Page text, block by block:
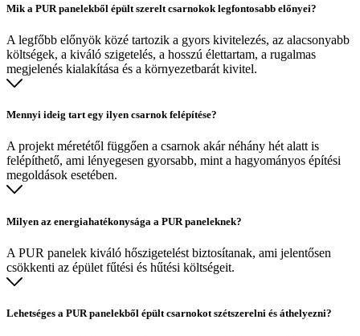
Mik a PUR panelekből épült szerelt csarnokok legfontosabb előnyei?
A legfőbb előnyök közé tartozik a gyors kivitelezés, az alacsonyabb
költségek, a kiváló szigetelés, a hosszú élettartam, a rugalmas
megjelenés kialakítása és a környezetbarát kivitel.
Mennyi ideig tart egy ilyen csarnok felépítése?
A projekt méretétől függően a csarnok akár néhány hét alatt is
felépíthető, ami lényegesen gyorsabb, mint a hagyományos építési
megoldások esetében.
Milyen az energiahatékonysága a PUR paneleknek?
A PUR panelek kiváló hőszigetelést biztosítanak, ami jelentősen
csökkenti az épület fűtési és hűtési költségeit.
Lehetséges a PUR panelekből épült csarnokot szétszerelni és áthelyezni?